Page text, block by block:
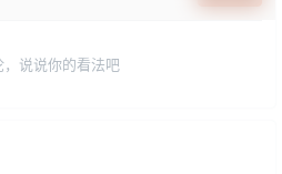
，说说你的看法吧